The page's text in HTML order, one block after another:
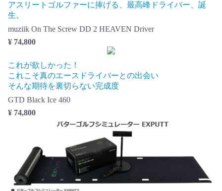
アスリートゴルファーに捧げる、最高峰ドライバー、誕
生。
muziik On The Screw DD 2 HEAVEN Driver
¥ 74,800
これが欲しかった！
これこそ真のエースドライバーとの出会い
そんな期待を裏切らない完成度
GTD Black Ice 460
¥ 74,800